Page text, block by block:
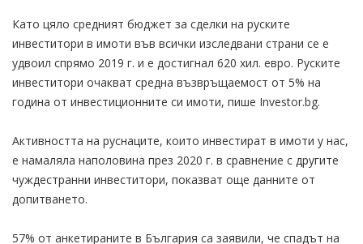
Като цяло средният бюджет за сделки на руските
инвеститори в имоти във всички изследвани страни се е
удвоил спрямо 2019 г. и е достигнал 620 хил. евро. Руските
инвеститори очакват средна възвръщаемост от 5% на
година от инвестиционните си имоти, пише Investor.bg.
Активността на руснаците, които инвестират в имоти у нас,
е намаляла наполовина през 2020 г. в сравнение с другите
чуждестранни инвеститори, показват още данните от
допитването.
57% от анкетираните в България са заявили, че спадът на